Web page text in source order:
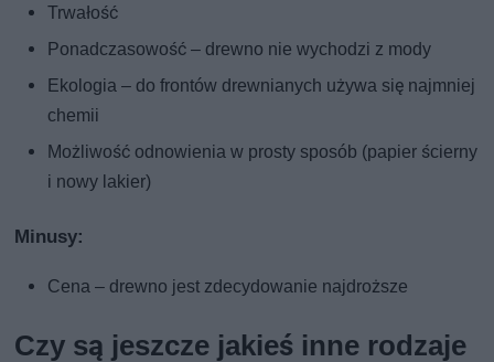
Trwałość
Ponadczasowość – drewno nie wychodzi z mody
Ekologia – do frontów drewnianych używa się najmniej
chemii
Możliwość odnowienia w prosty sposób (papier ścierny
i nowy lakier)
Minusy:
Cena – drewno jest zdecydowanie najdroższe
Czy są jeszcze jakieś inne rodzaje